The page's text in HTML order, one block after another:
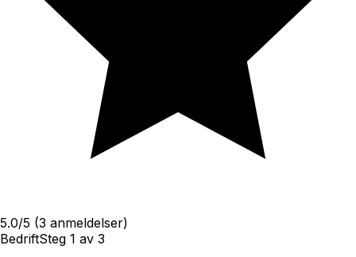
5.0/5 (3 anmeldelser)
BedriftSteg 1 av 3